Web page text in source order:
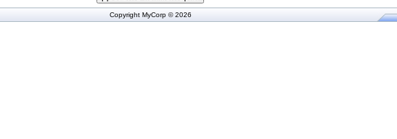
Copyright MyCorp © 2026